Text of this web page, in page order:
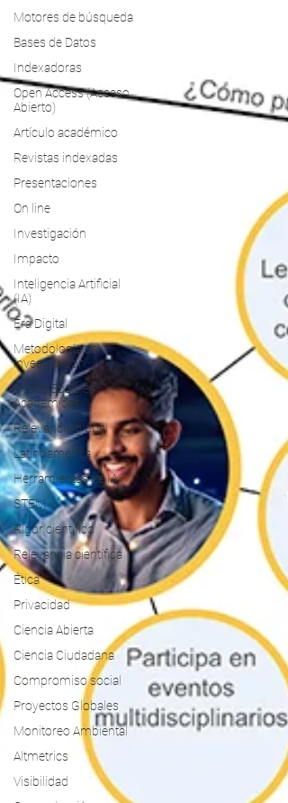
Motores de búsqueda
Bases de Datos
Indexadoras
Open Access (Acceso
Abierto)
Artículo académico
Revistas indexadas
Presentaciones
On line
Investigación
Impacto
Inteligencia Artificial
(IA)
Era Digital
Metodología de
investigación
Redes Sociales
Académicas
Relevancia global
Latinoamérica
Herramientas de IA
STEM
Rigor científico
Relevancia científica
Ética
Privacidad
Ciencia Abierta
Ciencia Ciudadana
Compromiso social
Proyectos Globales
Monitoreo Ambiental
Altmetrics
Visibilidad